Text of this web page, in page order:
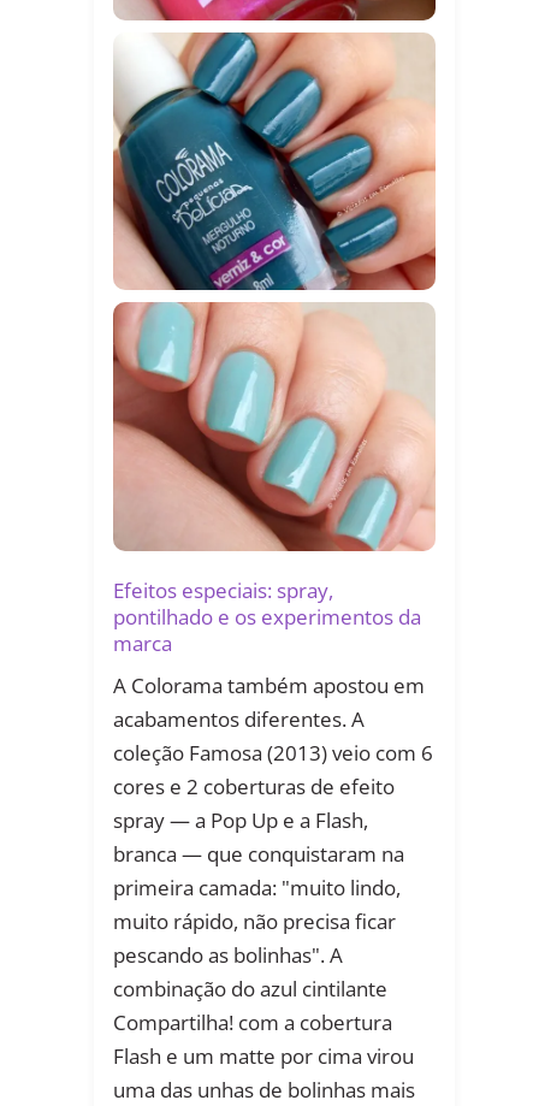
Efeitos especiais: spray,
pontilhado e os experimentos da
marca
A Colorama também apostou em
acabamentos diferentes. A
coleção Famosa (2013) veio com 6
cores e 2 coberturas de efeito
spray — a Pop Up e a Flash,
branca — que conquistaram na
primeira camada: "muito lindo,
muito rápido, não precisa ficar
pescando as bolinhas". A
combinação do azul cintilante
Compartilha! com a cobertura
Flash e um matte por cima virou
uma das unhas de bolinhas mais